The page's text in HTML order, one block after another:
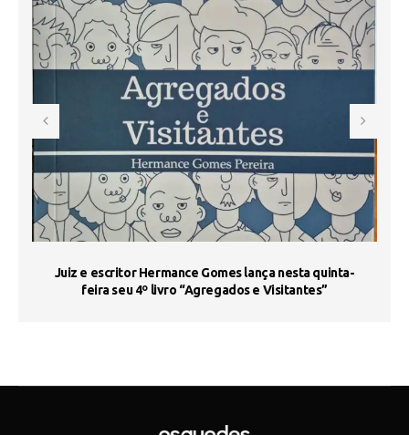
Juiz e escritor Hermance Gomes lança nesta quinta-
feira seu 4º livro “Agregados e Visitantes”